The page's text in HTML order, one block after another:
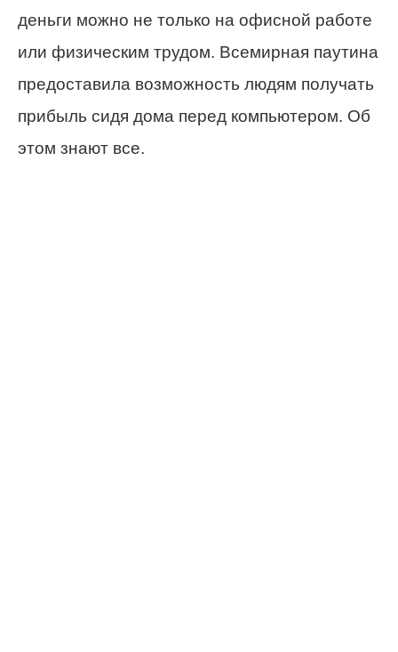
деньги можно не только на офисной работе
или физическим трудом. Всемирная паутина
предоставила возможность людям получать
прибыль сидя дома перед компьютером. Об
этом знают все.